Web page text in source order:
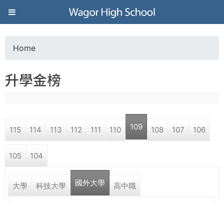
Jump to navigation
葳
格
高
學
o
a
r
e
Home
升學金榜
115 114 113 112 111 110 109 108 107 106
105 104
大學 科技大學 國外大學 高中職